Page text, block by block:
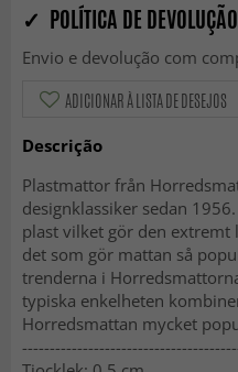
✓ POLÍTICA DE
Envio e devolução com
ADICIONAR À LISTA DE DESEJOS
Descrição
Plastmattor från
designklassiker sedan
plast vilket gör den
det som gör mattan så
trenderna i
typiska enkelheten
Horredsmattan mycket